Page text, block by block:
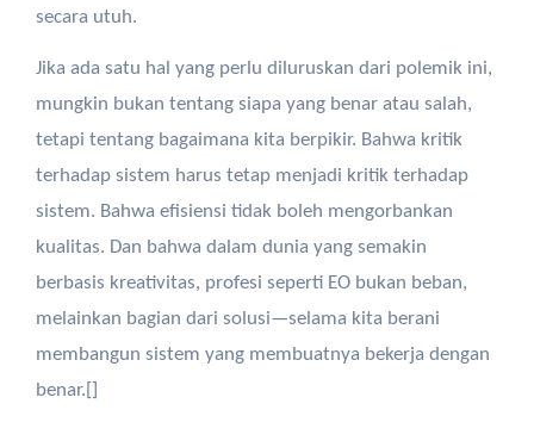
secara utuh.
Jika ada satu hal yang perlu diluruskan dari polemik ini,
mungkin bukan tentang siapa yang benar atau salah,
tetapi tentang bagaimana kita berpikir. Bahwa kritik
terhadap sistem harus tetap menjadi kritik terhadap
sistem. Bahwa efisiensi tidak boleh mengorbankan
kualitas. Dan bahwa dalam dunia yang semakin
berbasis kreativitas, profesi seperti EO bukan beban,
melainkan bagian dari solusi—selama kita berani
membangun sistem yang membuatnya bekerja dengan
benar.[]